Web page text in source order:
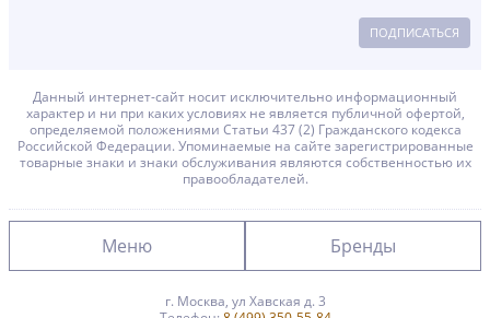
ПОДПИСАТЬСЯ
Данный интернет-сайт носит исключительно информационный
характер и ни при каких условиях не является публичной офертой,
определяемой положениями Статьи 437 (2) Гражданского кодекса
Российской Федерации. Упоминаемые на сайте зарегистрированные
товарные знаки и знаки обслуживания являются собственностью их
правообладателей.
Меню Бренды
г. Москва, ул Хавская д. 3